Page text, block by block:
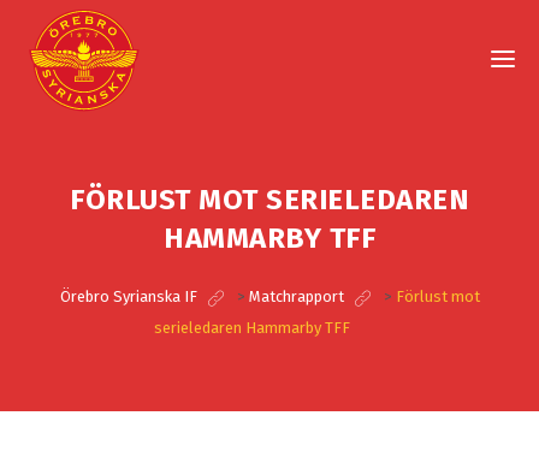
FÖRLUST MOT SERIELEDAREN
HAMMARBY TFF
Örebro Syrianska IF > Matchrapport > Förlust mot
serieledaren Hammarby TFF